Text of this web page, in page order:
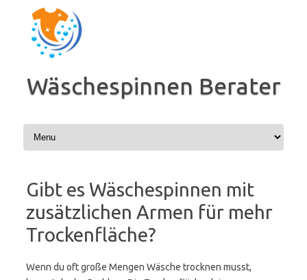
Inhalt
springen
Wäschespinnen Berater
Gibt es Wäschespinnen mit
zusätzlichen Armen für mehr
Trockenfläche?
Wenn du oft große Mengen Wäsche trocknen musst,